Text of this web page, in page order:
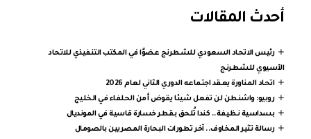
أحدث المقالات
رئيس الاتحاد السعودي للشطرنج عضوًا في المكتب التنفيذي للاتحاد
الآسيوي للشطرنج
اتحاد المناورة يعقد اجتماعه الدوري الثاني لعام 2026
روبيو: واشنطن لن تفعل شيئا يقوض أمن الحلفاء في الخليج
بسداسية نظيفة.. كندا تُلحق بقطر خسارة قاسية في المونديال
رسالة تثير المخاوف.. آخر تطورات البحارة المصريين بالصومال